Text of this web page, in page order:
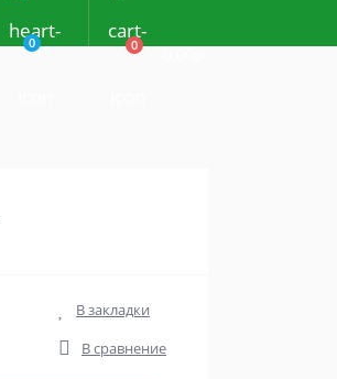
0 0
В закладки
В сравнение